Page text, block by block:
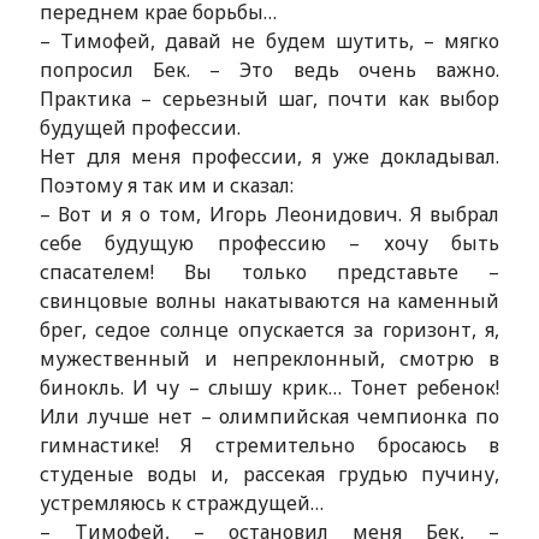
переднем крае борьбы…
– Тимофей, давай не будем шутить, – мягко
попросил Бек. – Это ведь очень важно.
Практика – серьезный шаг, почти как выбор
будущей профессии.
Нет для меня профессии, я уже докладывал.
Поэтому я так им и сказал:
– Вот и я о том, Игорь Леонидович. Я выбрал
себе будущую профессию – хочу быть
спасателем! Вы только представьте –
свинцовые волны накатываются на каменный
брег, седое солнце опускается за горизонт, я,
мужественный и непреклонный, смотрю в
бинокль. И чу – слышу крик… Тонет ребенок!
Или лучше нет – олимпийская чемпионка по
гимнастике! Я стремительно бросаюсь в
студеные воды и, рассекая грудью пучину,
устремляюсь к страждущей…
– Тимофей, – остановил меня Бек, –